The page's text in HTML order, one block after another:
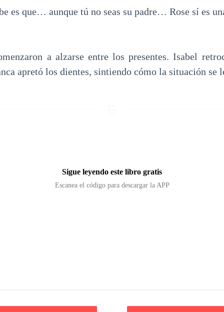
es que… aunque tú no seas su padre… Rose sí es
a alzarse entre los presentes. Isabel
apretó los dientes, sintiendo cómo la situación se
Sigue leyendo este libro gratis
Escanea el código para descargar la APP